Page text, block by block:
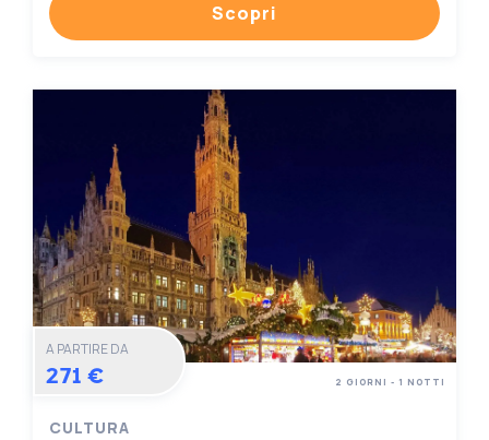
Scopri
A PARTIRE DA
271 €
CULTURA
2 GIORNI - 1 NOTTI